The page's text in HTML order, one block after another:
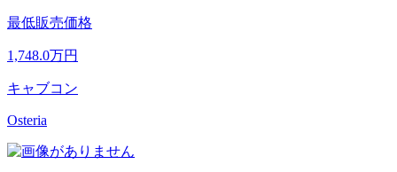
最低販売価格
1,748.0万円
キャブコン
Osteria